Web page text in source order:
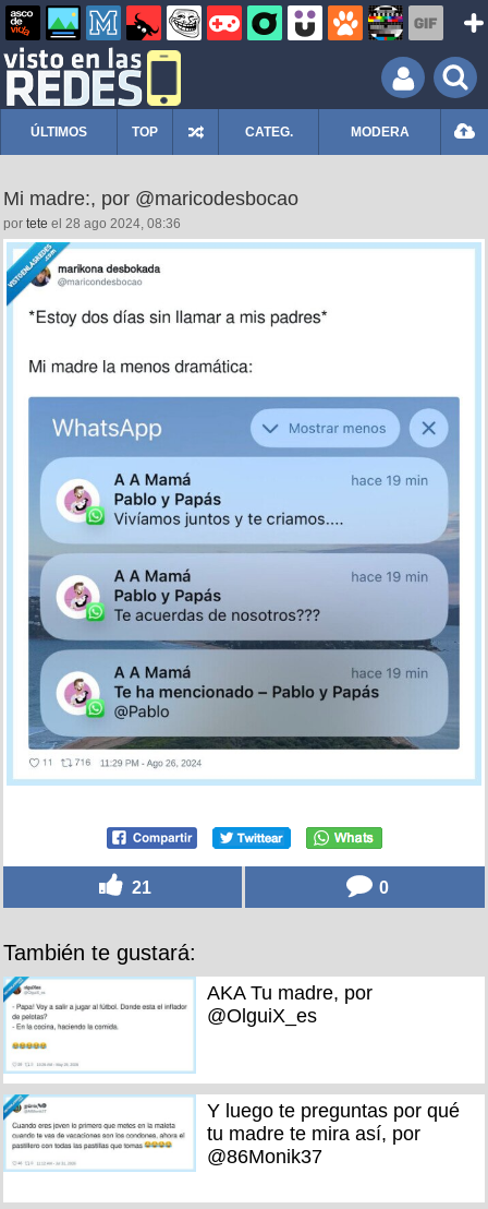
ÚLTIMOS TOP CATEG. MODERA
Mi madre:, por @maricodesbocao
por tete el 28 ago 2024, 08:36
21 0
También te gustará:
AKA Tu madre, por
@OlguiX_es
Y luego te preguntas por qué
tu madre te mira así, por
@86Monik37